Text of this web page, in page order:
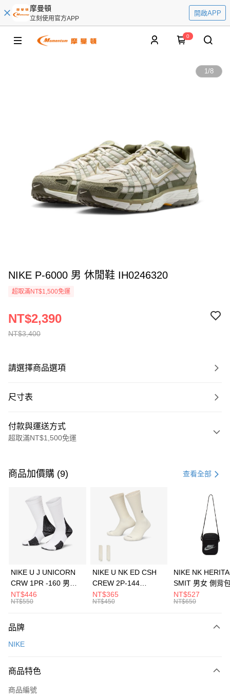
摩曼頓
立刻使用官方APP
開啟APP
0
1/8
NIKE P-6000 男 休閒鞋 IH0246320
超取滿NT$1,500免運
NT$3,400
NT$2,390
請選擇商品選項
尺寸表
付款與運送方式
超取滿NT$1,500免運
信用卡一次付款
3 期 0 利率 每期 21家銀行
合作金庫商業銀行
第一商業銀行
華南商業銀行
彰化商業銀行
上海商業儲蓄銀行
元大商業銀行
台灣樂天信用卡公司
Apple Pay
全盈+PAY
AFTEE先享後付
【關於「AFTEE先享後付」】
便利好安心！
３．安心：先確認商品／服務後，再付款。
【「AFTEE先享後付」結帳流程】
運送方式
每筆NT$100，滿NT$1,500(含以上)免運費
宅配
商品加價購 (9) 查看全部
NIKE U J UNICORN
CRW 1PR -160 男女
中統襪 FZ3393100
NT$446
NT$550
NIKE U NK ED CSH
CREW 2P-144
EMBRDY 男女 短統襪
FZ3073133
NT$365
NT$450
NIKE NK
SMIT 男女 側背
BA5871010
NT$527
NT$650
品牌
NIKE
商品特色
商品編號